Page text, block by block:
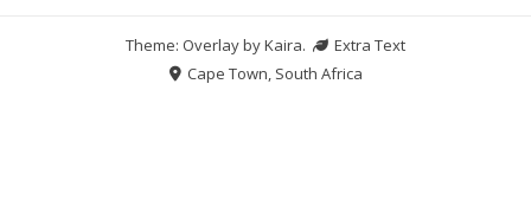
Theme: Overlay byKaira.
Extra Text
Cape Town, South Africa